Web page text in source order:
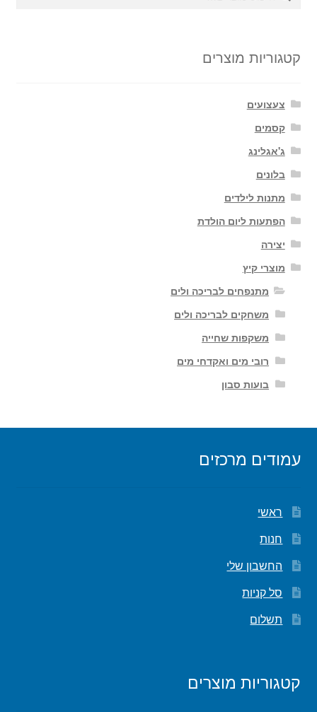
עבור:
קטגוריות מוצרים
צעצועים
קסמים
ג'אגלינג
בלונים
מתנות לילדים
הפתעות ליום הולדת
יצירה
מוצרי קיץ
מתנפחים לבריכה ולים
משחקים לבריכה ולים
משקפות שחייה
רובי מים ואקדחי מים
בועות סבון
עמודים מרכזים
ראשי
חנות
החשבון שלי
סל קניות
תשלום
קטגוריות מוצרים